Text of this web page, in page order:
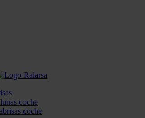
coche
coche